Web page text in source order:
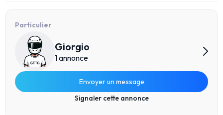
Particulier
Giorgio
1 annonce
Envoyer un message
Signaler cette annonce